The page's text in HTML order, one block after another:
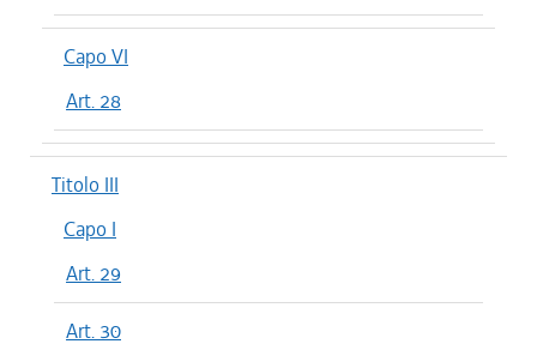
Capo VI
Art. 28
Titolo III
Capo I
Art. 29
Art. 30